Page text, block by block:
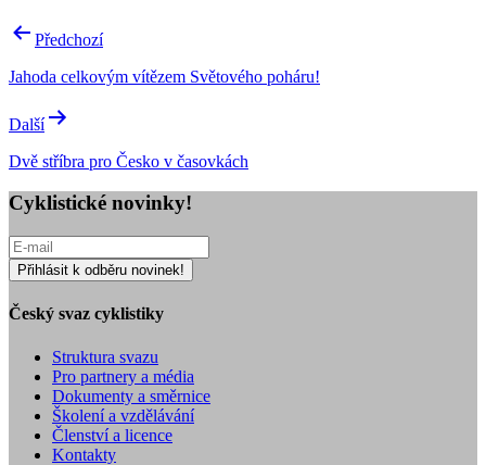
Navigace
příspěvek
Předchozí
Jahoda celkovým vítězem Světového poháru!
Další
Dvě stříbra pro Česko v časovkách
Cyklistické novinky!
Český svaz cyklistiky
Struktura svazu
Pro partnery a média
Dokumenty a směrnice
Školení a vzdělávání
Členství a licence
Kontakty